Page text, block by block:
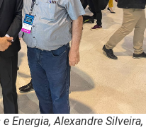
Energia, Alexandre Silveira,